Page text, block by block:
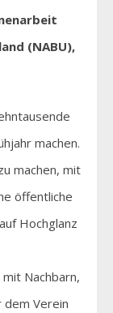
(NABU),
machen.
machen, mit
öffentliche
Hochglanz
Nachbarn,
dem Verein